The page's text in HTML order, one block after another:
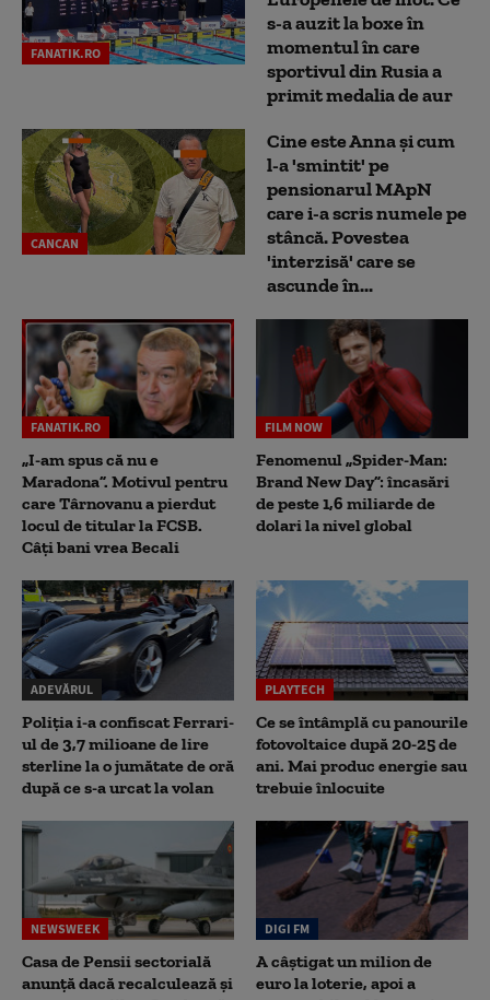
FANATIK.RO
s-a auzit la boxe în
momentul în care
sportivul din Rusia a
primit medalia de aur
CANCAN
Cine este Anna și cum
l-a 'smintit' pe
pensionarul MApN
care i-a scris numele pe
stâncă. Povestea
'interzisă' care se
ascunde în...
FANATIK.RO
„I-am spus că nu e
Maradona”. Motivul pentru
care Târnovanu a pierdut
locul de titular la FCSB.
Câți bani vrea Becali
FILM NOW
Fenomenul „Spider-Man:
Brand New Day”: încasări
de peste 1,6 miliarde de
dolari la nivel global
ADEVĂRUL
Poliția i-a confiscat Ferrari-
ul de 3,7 milioane de lire
sterline la o jumătate de oră
după ce s-a urcat la volan
PLAYTECH
Ce se întâmplă cu panourile
fotovoltaice după 20-25 de
ani. Mai produc energie sau
trebuie înlocuite
NEWSWEEK
Casa de Pensii sectorială
anunță dacă recalculează și
DIGI FM
A câștigat un milion de
euro la loterie, apoi a